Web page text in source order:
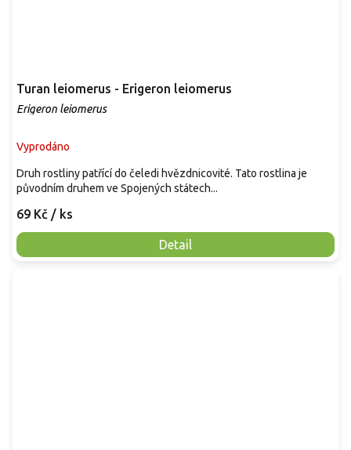
Turan leiomerus - Erigeron leiomerus
Erigeron leiomerus
Vyprodáno
69 Kč / ks
Detail
Druh rostliny patřící do čeledi hvězdnicovité. Tato rostlina je
původním druhem ve Spojených státech...